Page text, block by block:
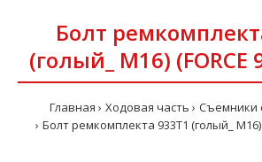
Болт
(голый_ M16) (FORCE
Главная Ходовая часть
Съемники
Болт ремкомплекта 933Т1 (голый_ M16)